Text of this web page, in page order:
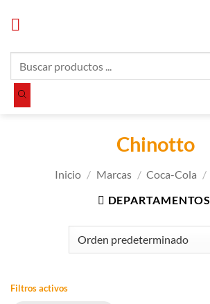
productos
Chinotto
Inicio / Marcas / Coca-Cola /
DEPARTAMENTOS
Filtros activos